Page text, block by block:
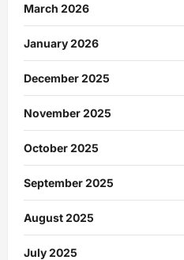
March 2026
January 2026
December 2025
November 2025
October 2025
September 2025
August 2025
July 2025